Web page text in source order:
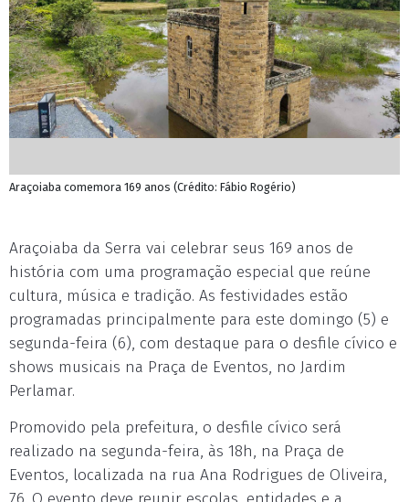
Araçoiaba comemora 169 anos (Crédito: Fábio Rogério)
Araçoiaba da Serra vai celebrar seus 169 anos de
história com uma programação especial que reúne
cultura, música e tradição. As festividades estão
programadas principalmente para este domingo (5) e
segunda-feira (6), com destaque para o desfile cívico e
shows musicais na Praça de Eventos, no Jardim
Perlamar.
Promovido pela prefeitura, o desfile cívico será
realizado na segunda-feira, às 18h, na Praça de
Eventos, localizada na rua Ana Rodrigues de Oliveira,